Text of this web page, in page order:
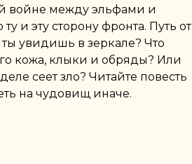
войне между эльфами и
и эту сторону фронта. Путь от
увидишь в зеркале? Что
кожа, клыки и обряды? Или
сеет зло? Читайте повесть
на чудовищ иначе.